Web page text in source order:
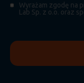
Wyrażam zgodę na
Lab Sp. z o.o. oraz